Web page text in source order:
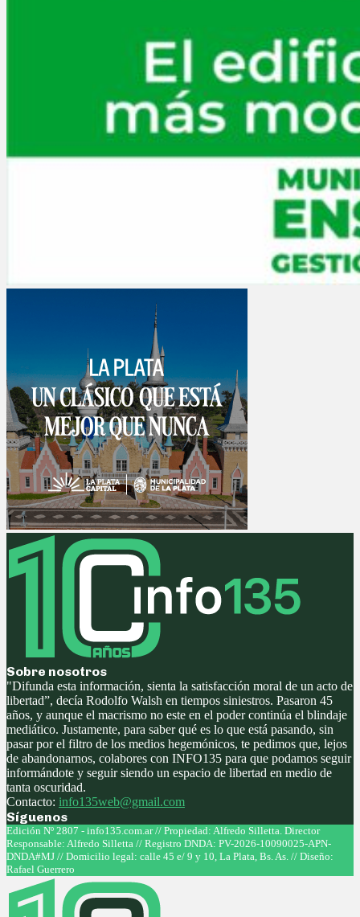
Sobre nosotros
"Difunda esta información, sienta la satisfacción moral de un acto de
libertad”, decía Rodolfo Walsh en tiempos siniestros. Pasaron 45
años, y aunque el macrismo no este en el poder continúa el blindaje
mediático. Justamente, para saber qué es lo que está pasando, sin
pasar por el filtro de los medios hegemónicos, te pedimos que, lejos
de abandonarnos, colabores con INFO135 para que podamos seguir
informándote y seguir siendo un espacio de libertad en medio de
tanta oscuridad.
Contacto: info135web@gmail.com
Síguenos
Facebook
Twitter
Instagram
Youtube
Edición Nº 2807 - info135.com.ar // Propiedad: Alfredo Silletta. Director
Responsable: Alfredo Silletta // Registro DNDA: PV-2026-10090025-APN-
DNDA#MJ // Domicilio legal: calle 45 e/ 9 y 10, La Plata, Bs. As. // Diseño:
Rafael Guerrero